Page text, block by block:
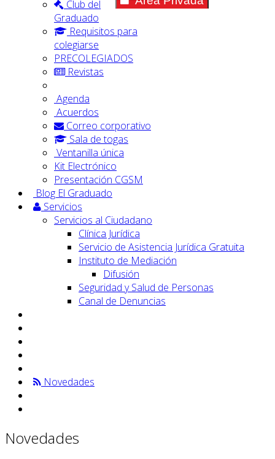
Club del
Graduado
Requisitos para
colegiarse
PRECOLEGIADOS
Revistas
Agenda
Acuerdos
Correo corporativo
Sala de togas
Ventanilla única
Kit Electrónico
Presentación CGSM
Blog El Graduado
Servicios
Servicios al Ciudadano
Clínica Jurídica
Servicio de Asistencia Jurídica Gratuita
Instituto de Mediación
Difusión
Seguridad y Salud de Personas
Canal de Denuncias
Novedades
Novedades